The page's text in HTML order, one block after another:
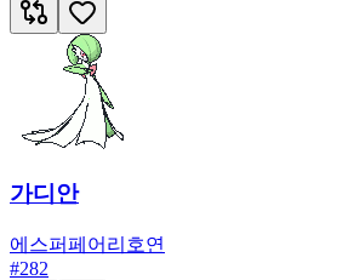
가디안
에스퍼페어리 호연
#282